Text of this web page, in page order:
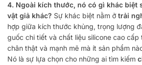
4. Ngoài kích thước, nó có gì khác biệt
vật giả khác? Sự khác biệt nằm ở trải
hợp giữa kích thước khủng, trọng lượng
guốc chi tiết và chất liệu silicone cao cấp
chân thật và mạnh mẽ mà ít sản phẩm
Nó là sự lựa chọn cho những ai tìm kiếm